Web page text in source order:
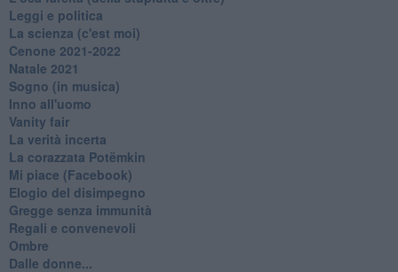
Leggi e politica
La scienza (c'est moi)
Cenone 2021-2022
Natale 2021
Sogno (in musica)
Inno all'uomo
Vanity fair
La verità incerta
La corazzata Potëmkin
Mi piace (Facebook)
Elogio del disimpegno
Gregge senza immunità
Regali e convenevoli
Ombre
Dalle donne...